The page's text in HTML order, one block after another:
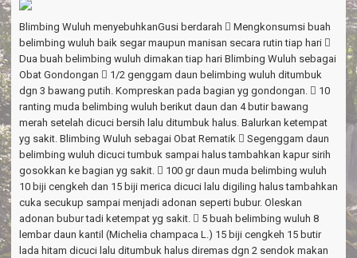
Blimbing Wuluh menyebuhkanGusi berdarah  Mengkonsumsi buah
belimbing wuluh baik segar maupun manisan secara rutin tiap hari 
Dua buah belimbing wuluh dimakan tiap hari Blimbing Wuluh sebagai
Obat Gondongan  1/2 genggam daun belimbing wuluh ditumbuk
dgn 3 bawang putih. Kompreskan pada bagian yg gondongan.  10
ranting muda belimbing wuluh berikut daun dan 4 butir bawang
merah setelah dicuci bersih lalu ditumbuk halus. Balurkan ketempat
yg sakit. Blimbing Wuluh sebagai Obat Rematik  Segenggam daun
belimbing wuluh dicuci tumbuk sampai halus tambahkan kapur sirih
gosokkan ke bagian yg sakit.  100 gr daun muda belimbing wuluh
10 biji cengkeh dan 15 biji merica dicuci lalu digiling halus tambahkan
cuka secukup sampai menjadi adonan seperti bubur. Oleskan
adonan bubur tadi ketempat yg sakit.  5 buah belimbing wuluh 8
lembar daun kantil (Michelia champaca L.) 15 biji cengkeh 15 butir
lada hitam dicuci lalu ditumbuk halus diremas dgn 2 sendok makan